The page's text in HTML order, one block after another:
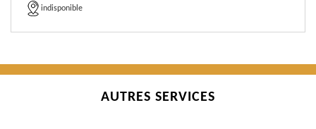
indisponible
AUTRES SERVICES